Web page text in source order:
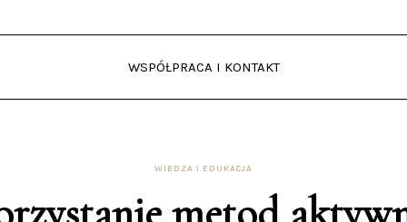
WSPÓŁPRACA I KONTAKT
WIEDZA I EDUKACJA